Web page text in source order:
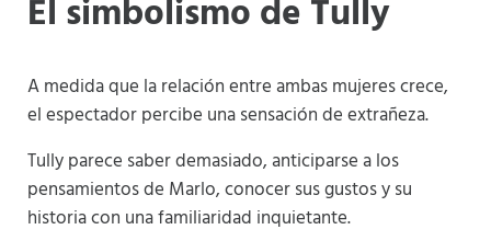
El simbolismo de Tully
A medida que la relación entre ambas mujeres crece,
el espectador percibe una sensación de extrañeza.
Tully parece saber demasiado, anticiparse a los
pensamientos de Marlo, conocer sus gustos y su
historia con una familiaridad inquietante.